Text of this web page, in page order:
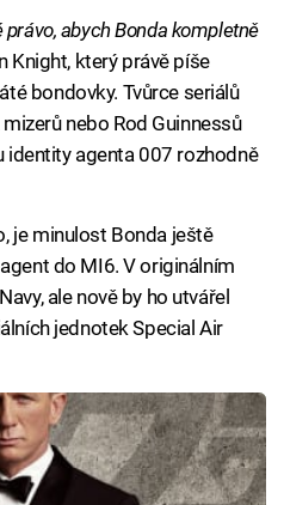
abych Bonda kompletně
Knight, který právě píše
bondovky. Tvůrce seriálů
nebo Rod Guinnessů
identity agenta 007 rozhodně
je minulost Bonda ještě
do MI6. V originálním
ale nově by ho utvářel
jednotek Special Air